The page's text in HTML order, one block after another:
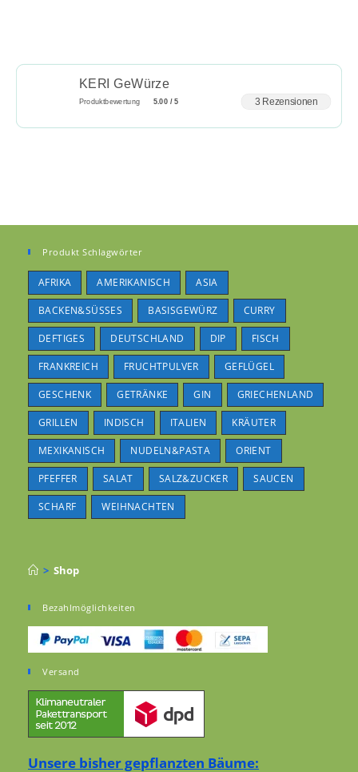
KERI GeWürze
Produktbewertung 5.00 / 5 3 Rezensionen
Produkt Schlagwörter
AFRIKA AMERIKANISCH ASIA
BACKEN&SÜSSES BASISGEWÜRZ CURRY
DEFTIGES DEUTSCHLAND DIP FISCH
FRANKREICH FRUCHTPULVER GEFLÜGEL
GESCHENK GETRÄNKE GIN GRIECHENLAND
GRILLEN INDISCH ITALIEN KRÄUTER
MEXIKANISCH NUDELN&PASTA ORIENT
PFEFFER SALAT SALZ&ZUCKER SAUCEN
SCHARF WEIHNACHTEN
> Shop
Bezahlmöglichkeiten
Versand
Unsere bisher gepflanzten Bäume: